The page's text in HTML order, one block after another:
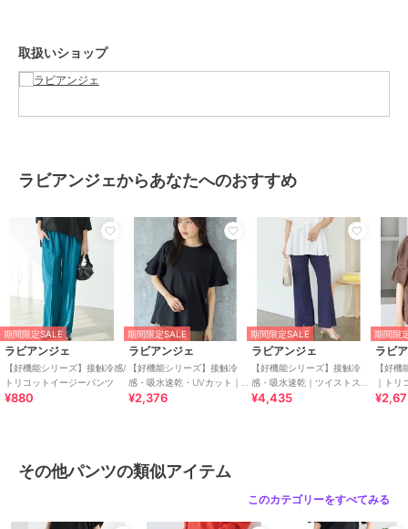
トリコットワイドプルオーバー 品番：5760058
トリコットフリルスリーブワンピース 品番：5760061
・お手入れ方法：手洗い可
---------------------------------------
透け感：なし
裏地：あり(膝上まで)
伸縮性：あり
生地の厚さ：やや薄手
---------------------------------------
【お買いものをよりお楽しみいただく為に♪】
取扱いショップ
ラビアンジェからあなたへのおすすめ
期間限定SALE
ラビアンジェ
【好機能シリーズ】接触冷感/
トリコットイージーパンツ
¥880
期間限定SALE
ラビアンジェ
【好機能シリーズ】接触冷
感・吸水速乾・UVカット｜フ
レアスリーブタックプルオー
¥2,376
期間限定SALE
ラビアンジェ
【好機能シリーズ】接触冷
感・吸水速乾｜ツイストスリ
ット美脚パンツ
¥4,435
期間限
ラビ
【好
｜トリ
オーバ
その他パンツの類似アイテム
このカテゴリーをすべてみる